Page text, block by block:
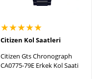
★★★★★
Citizen Kol Saatleri
Citizen Gts Chronograph
CA0775-79E Erkek Kol Saati